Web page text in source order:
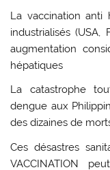
La vaccination
industrialisés (USA,
augmentation
hépatiques
La catastrophe
dengue aux
des dizaines de
Ces désastres
VACCINATION